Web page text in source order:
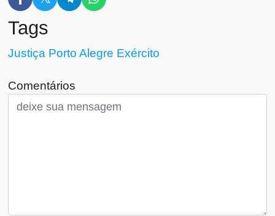
Tags
Justiça Porto Alegre Exército
Comentários